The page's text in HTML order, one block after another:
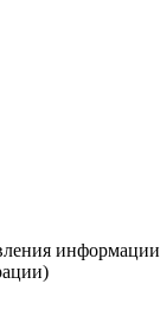
информации